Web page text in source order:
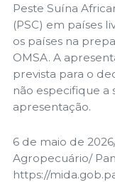
Peste Suína
(PSC) em países
os países na
OMSA. A
prevista para o
não especifique a
apresentação.
6 de maio de
Agropecuário/
https://